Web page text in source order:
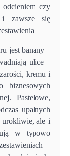
odcieniem czy
i zawsze się
jest banany –
ulice –
kremu i
biznesowych
Pastelowe,
upalnych
urokliwie, ale i
w typowo
–